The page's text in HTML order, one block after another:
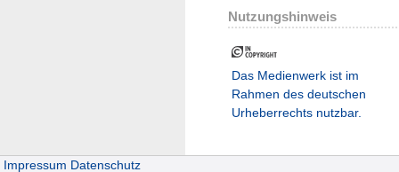
Nutzungshinweis
Das Medienwerk ist im
Rahmen des deutschen
Urheberrechts nutzbar.
Impressum Datenschutz